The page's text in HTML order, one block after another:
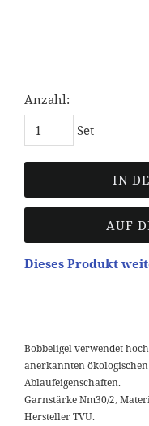
Anzahl:
Set
IN
AUF
Dieses Produkt
Bobbeligel verwendet
anerkannten
Ablaufeigenschaften.
Garnstärke Nm30/2,
Hersteller TVU.